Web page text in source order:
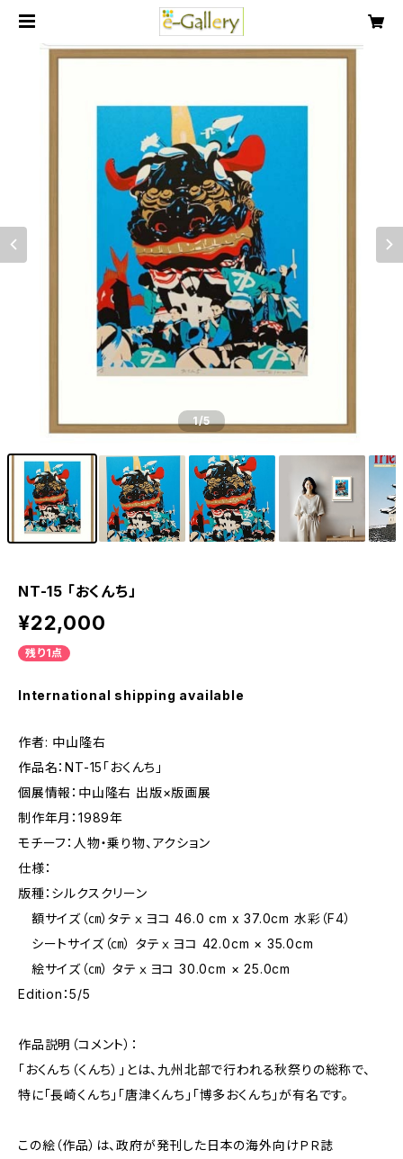
1/5
NT-15 「おくんち」
¥22,000
残り1点
International shipping available
作者: 中山隆右
作品名：NT-15「おくんち」
個展情報：中山隆右 出版×版画展
制作年月：1989年
モチーフ：人物・乗り物、アクション
仕様：
版種：シルクスクリーン
額サイズ（㎝）タテⅹヨコ 46.0 cm x 37.0cm 水彩（F4）
シートサイズ（㎝） タテⅹヨコ 42.0cm × 35.0cm
絵サイズ（㎝） タテⅹヨコ 30.0cm × 25.0cm
Edition：5/5
作品説明（コメント）：
「おくんち（くんち）」とは、九州北部で行われる秋祭りの総称で、
特に「長崎くんち」「唐津くんち」「博多おくんち」が有名です。
この絵（作品）は、政府が発刊した日本の海外向けＰＲ誌